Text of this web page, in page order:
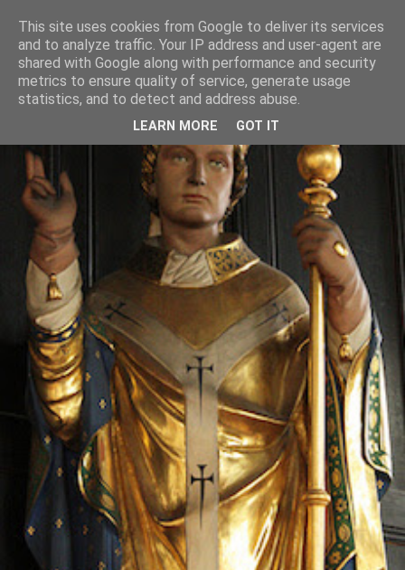
This site uses cookies from Google to deliver its services
and to analyze traffic. Your IP address and user-agent are
shared with Google along with performance and security
metrics to ensure quality of service, generate usage
statistics, and to detect and address abuse.
LEARN MORE GOT IT